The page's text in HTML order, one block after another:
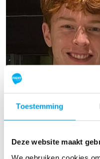
Toestemming
Deze website maakt
We gebruiken cookies